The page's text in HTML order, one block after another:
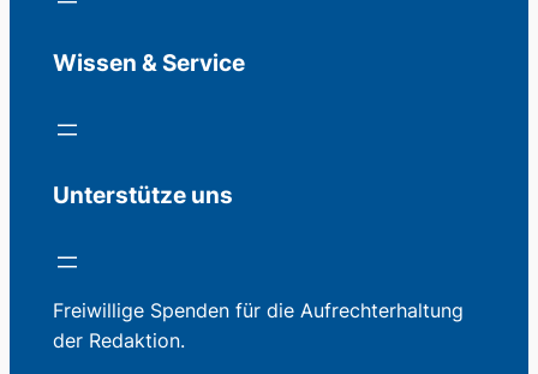
Wissen & Service
Unterstütze uns
Freiwillige Spenden für die Aufrechterhaltung
der Redaktion.